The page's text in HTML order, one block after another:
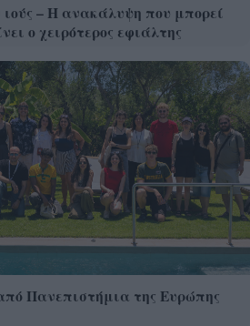
ιούς – Η ανακάλυψη που μπορεί
ο χειρότερος εφιάλτης
Πανεπιστήμια της Ευρώπης